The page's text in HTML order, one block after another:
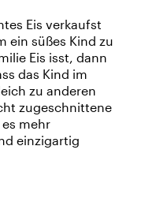
Eis verkaufst
ein süßes Kind zu
Eis isst, dann
das Kind im
zu anderen
zugeschnittene
mehr
einzigartig